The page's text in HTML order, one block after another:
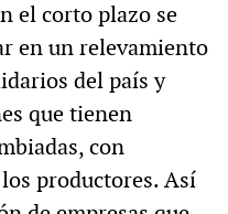
el corto plazo se
en un relevamiento
del país y
que tienen
con
productores. Así